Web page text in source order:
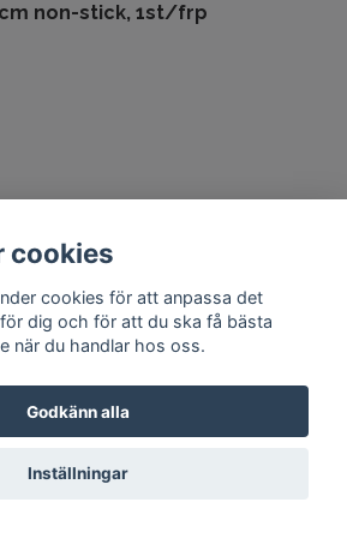
non-stick, 1st/frp
cookies
cookies för att anpassa det
dig och för att du ska få bästa
när du handlar hos oss.
Godkänn alla
Inställningar